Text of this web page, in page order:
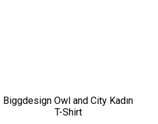
Biggdesign Owl and City Kadın
T-Shirt